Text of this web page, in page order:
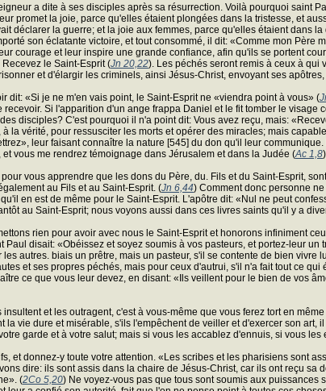
a dite à ses disciples après sa résurrection. Voilà pourquoi saint
promet la joie, parce qu'elles étaient plongées dans la tristesse, et
déclarer la guerre; et la joie aux femmes, parce qu'elles étaient dans
son éclatante victoire, et tout consommé, il dit: «Comme mon Père
courage et leur inspire une grande confiance, afin qu'ils se portent
le Saint-Esprit (Jn 20,22). Les péchés seront remis à ceux à qui
et d'élargir les criminels, ainsi Jésus-Christ, envoyant ses
dit: «Si je ne m'en vais point, le Saint-Esprit ne «viendra point à vous» (
Si l'apparition d'un ange frappa Daniel et le fit tomber le
disciples? C'est pourquoi il n'a point dit: Vous avez reçu, mais:
la vérité, pour ressusciter les morts et opérer des miracles; mais
leur faisant connaître la nature [545] du don qu'il leur
vous me rendrez témoignage dans Jérusalem et dans la Judée (Ac 1,8
vous apprendre que les dons du Père, du. Fils et du Saint-Esprit,
au Fils et au Saint-Esprit. (Jn 6,44) Comment donc personne
en est de même pour le Saint-Esprit. L'apôtre dit: «Nul ne peut
au Saint-Esprit; nous voyons aussi dans ces livres saints qu'il y a
rien pour avoir avec nous le Saint-Esprit et honorons infiniment
Paul disait: «Obéissez et soyez soumis à vos pasteurs, et portez-leur
autres. biais un prêtre, mais un pasteur, s'il se contente de bien
et ses propres péchés, mais pour ceux d'autrui, s'il n'a fait tout ce
ce que vous leur devez, en disant: «Ils veillent pour le bien de vos
et les outragent, c'est à vous-même que vous ferez tort en
la vie dure et misérable, s'ils l'empêchent de veiller et d'exercer son
garde et à votre salut; mais si vous les accablez d'ennuis, si vous
et donnez-y toute votre attention. «Les scribes et les pharisiens sont
dire: ils sont assis dans la chaire de Jésus-Christ, car ils ont reçu
(2Co 5,20) Ne voyez-vous pas que tous sont soumis aux